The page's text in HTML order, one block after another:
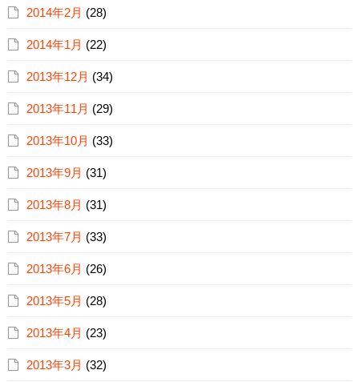
2014年2月 (28)
2014年1月 (22)
2013年12月 (34)
2013年11月 (29)
2013年10月 (33)
2013年9月 (31)
2013年8月 (31)
2013年7月 (33)
2013年6月 (26)
2013年5月 (28)
2013年4月 (23)
2013年3月 (32)